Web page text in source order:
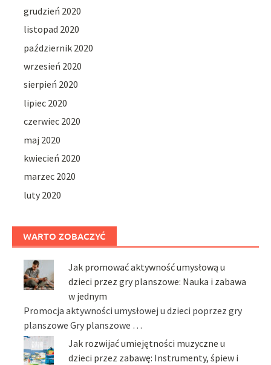
grudzień 2020
listopad 2020
październik 2020
wrzesień 2020
sierpień 2020
lipiec 2020
czerwiec 2020
maj 2020
kwiecień 2020
marzec 2020
luty 2020
WARTO ZOBACZYĆ
Jak promować aktywność umysłową u
dzieci przez gry planszowe: Nauka i zabawa
w jednym
Promocja aktywności umysłowej u dzieci poprzez gry
planszowe Gry planszowe …
Jak rozwijać umiejętności muzyczne u
dzieci przez zabawę: Instrumenty, śpiew i